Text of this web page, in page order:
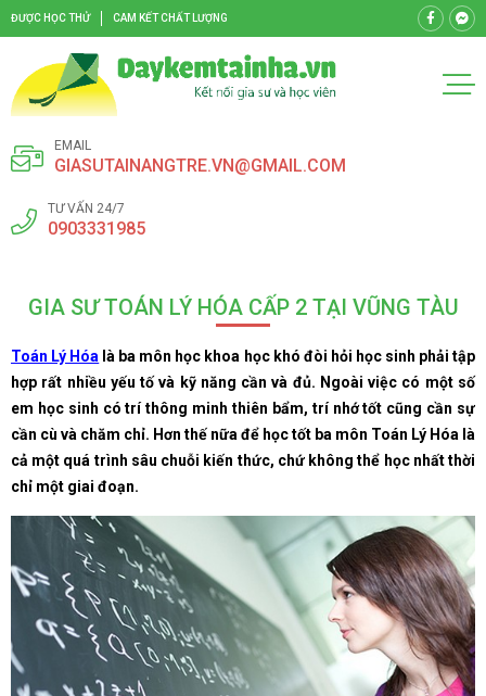
ĐƯỢC HỌC THỬ CAM KẾT CHẤT LƯỢNG
EMAIL
GIASUTAINANGTRE.VN@GMAIL.COM
TƯ VẤN 24/7
0903331985
GIA SƯ TOÁN LÝ HÓA CẤP 2 TẠI VŨNG TÀU
Toán Lý Hóa là ba môn học khoa học khó đòi hỏi học sinh phải tập
hợp rất nhiều yếu tố và kỹ năng cần và đủ. Ngoài việc có một số
em học sinh có trí thông minh thiên bẩm, trí nhớ tốt cũng cần sự
cần cù và chăm chỉ. Hơn thế nữa để học tốt ba môn Toán Lý Hóa là
cả một quá trình sâu chuỗi kiến thức, chứ không thể học nhất thời
chỉ một giai đoạn.